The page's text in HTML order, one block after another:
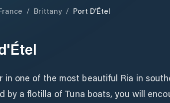
/ Brittany / Port D'Étel
in one of the most beautiful Ria in
by a flotilla of Tuna boats, you will